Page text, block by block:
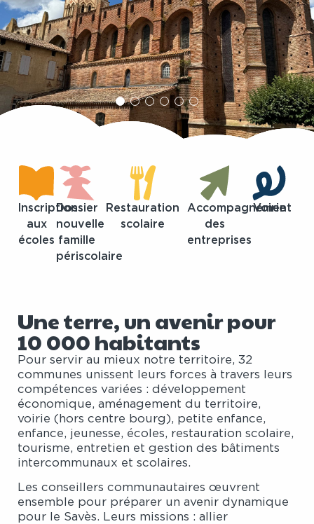
Inscription
aux
écoles
Dossier
nouvelle
famille
périscolaire
Restauration
scolaire
Accompagnement
des
entreprises
Voirie
Une terre, un avenir pour
10 000 habitants
Pour servir au mieux notre territoire, 32
communes unissent leurs forces à travers leurs
compétences variées : développement
économique, aménagement du territoire,
voirie (hors centre bourg), petite enfance,
enfance, jeunesse, écoles, restauration scolaire,
tourisme, entretien et gestion des bâtiments
intercommunaux et scolaires.
Les conseillers communautaires œuvrent
ensemble pour préparer un avenir dynamique
pour le Savès. Leurs missions : allier